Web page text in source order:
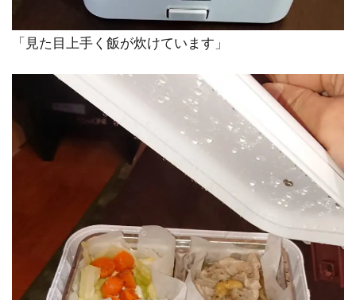
「見た目上手く飯が炊けています」